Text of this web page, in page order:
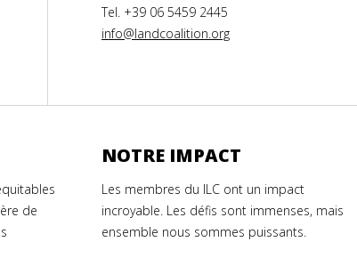
Tel. +39 06 5459 2445
info@landcoalition.org
de
NOTRE IMPACT
Les membres du ILC ont un impact
incroyable. Les défis sont immenses, mais
ensemble nous sommes puissants.